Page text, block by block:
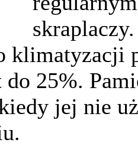
klimatyzacji
25%.
jej nie